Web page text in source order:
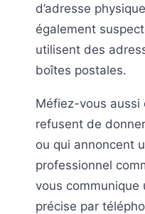
d’adresse
également
utilisent des
boîtes postales.
Méfiez-vous aussi
refusent de
ou qui annoncent
professionnel
vous
précise par